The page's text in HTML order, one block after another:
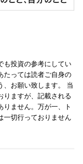
も投資の参考にしてい
たっては読者ご自身の
、お願い致します。 当
りますが、記載される
りません。万が一、ト
一切行っておりません